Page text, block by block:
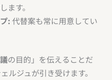
ます。
: 代替案も常に用意してい
の目的」を伝えることだ
ルジュが引き受けます。